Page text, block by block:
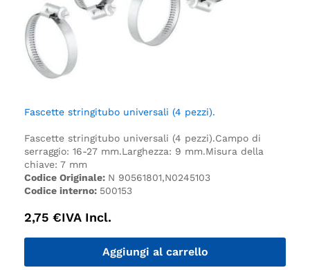
Fascette stringitubo universali (4 pezzi).
Fascette stringitubo universali (4 pezzi).Campo di
serraggio: 16-27 mm.Larghezza: 9 mm.Misura della
chiave: 7 mm
Codice Originale: N 90561801,N0245103
Codice interno: 500153
2,75 €IVA Incl.
Aggiungi al carrello